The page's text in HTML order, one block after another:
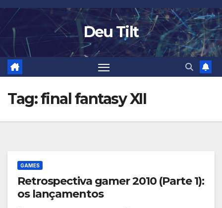
Skip
to
content
Deu Tilt
Tag:final fantasy XII
GAMES
Retrospectiva gamer 2010 (Parte 1):
os lançamentos